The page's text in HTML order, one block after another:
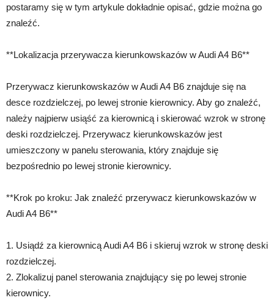
postaramy się w tym artykule dokładnie opisać, gdzie można go
znaleźć.
**Lokalizacja przerywacza kierunkowskazów w Audi A4 B6**
Przerywacz kierunkowskazów w Audi A4 B6 znajduje się na
desce rozdzielczej, po lewej stronie kierownicy. Aby go znaleźć,
należy najpierw usiąść za kierownicą i skierować wzrok w stronę
deski rozdzielczej. Przerywacz kierunkowskazów jest
umieszczony w panelu sterowania, który znajduje się
bezpośrednio po lewej stronie kierownicy.
**Krok po kroku: Jak znaleźć przerywacz kierunkowskazów w
Audi A4 B6**
1. Usiądź za kierownicą Audi A4 B6 i skieruj wzrok w stronę deski
rozdzielczej.
2. Zlokalizuj panel sterowania znajdujący się po lewej stronie
kierownicy.